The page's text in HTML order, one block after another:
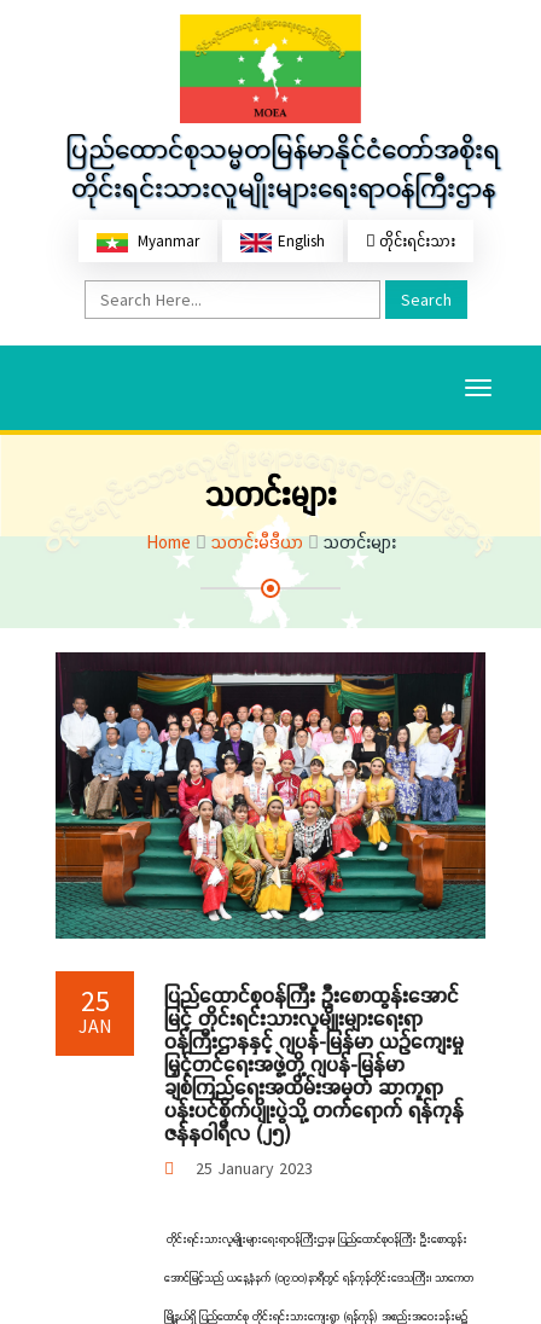
ပြည်ထောင်စုသမ္မတမြန်မာနိုင်ငံတော်အစိုးရ
တိုင်းရင်းသားလူမျိုးများရေးရာဝန်ကြီးဌာန
Myanmar English တိုင်းရင်းသား
Search
Toggle
သတင်းများ
Home သတင်းမီဒီယာ သတင်းများ
25
JAN
ပြည်ထောင်စုဝန်ကြီး ဦးစောထွန်းအောင်
မြင့် တိုင်းရင်းသားလူမျိုးများရေးရာ
ဝန်ကြီးဌာနနှင့် ဂျပန်-မြန်မာ ယဉ်ကျေးမှု
မြှင့်တင်ရေးအဖွဲ့တို့ ဂျပန်-မြန်မာ
ချစ်ကြည်ရေးအထိမ်းအမှတ် ဆာကူရာ
ပန်းပင်စိုက်ပျိုးပွဲသို့ တက်ရောက် ရန်ကုန်
ဇန်နဝါရီလ (၂၅)
25 January 2023
တိုင်းရင်းသားလူမျိုးများရေးရာဝန်ကြီးဌာန၊ ပြည်ထောင်စုဝန်ကြီး ဦးစောထွန်း
အောင်မြင့်သည် ယနေ့နံနက် (၀၉:၀၀)နာရီတွင် ရန်ကုန်တိုင်းဒေသကြီး၊ သာကေတ
မြို့နယ်ရှိ ပြည်ထောင်စု တိုင်းရင်းသားကျေးရွာ (ရန်ကုန်) အစည်းအဝေးခန်းမ၌